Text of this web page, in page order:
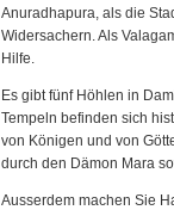
Anuradhapura, als die
Widersachern. Als
Hilfe.
Es gibt fünf Höhlen in
Tempeln befinden sich
von Königen und von
durch den Dämon Mara
Ausserdem machen Sie